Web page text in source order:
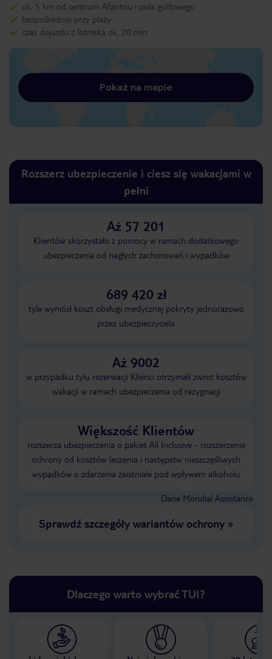
ok. 5 km od centrum Afantou i pola golfowego
bezpośrednio przy plaży
czas dojazdu z lotniska ok. 20 min
Pokaż na mapie
Rozszerz ubezpieczenie i ciesz się wakacjami w
pełni
Aż 57 201
Klientów skorzystało z pomocy w ramach dodatkowego
ubezpieczenia od nagłych zachorowań i wypadków
689 420 zł
tyle wyniósł koszt obsługi medycznej pokryty jednorazowo
przez ubezpieczyciela
Aż 9002
w przypadku tylu rezerwacji Klienci otrzymali zwrot kosztów
wakacji w ramach ubezpieczenia od rezygnacji
Większość Klientów
rozszerza ubezpieczenia o pakiet All Inclusive - rozszerzenie
ochrony od kosztów leczenia i następstw nieszczęśliwych
wypadków o zdarzenia zaistniałe pod wpływem alkoholu
Dane Mondial Assistance
Sprawdź szczegóły wariantów ochrony»
Dlaczego warto wybrać TUI?